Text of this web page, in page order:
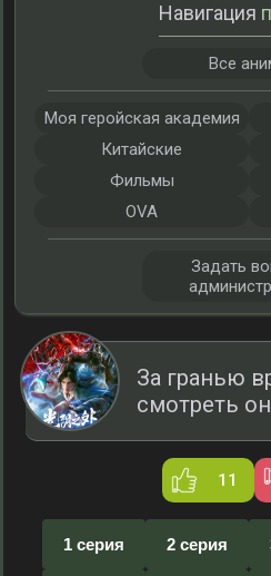
За гранью
смотреть
11
1 серия 2 серия
Навигация
Все
Моя геройская академия
Китайские
Фильмы
OVA
Задать